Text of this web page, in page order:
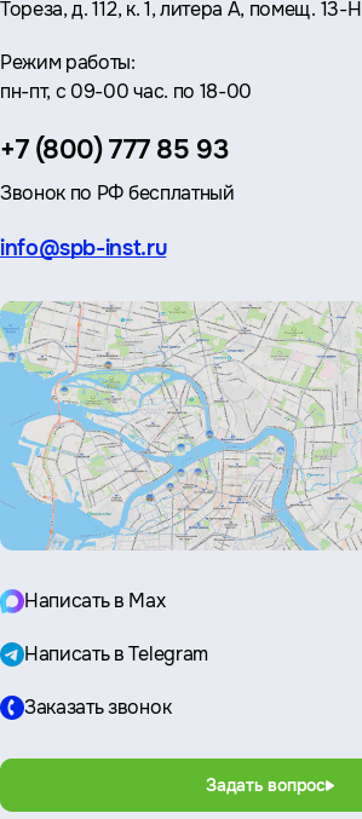
Тореза, д. 112, к. 1, литера А, помещ. 13-Н
Режим работы:
пн-пт, с 09-00 час. по 18-00
Телефон:
+7 (800) 777 85 93
Звонок по РФ бесплатный
Эл.
info@spb-inst.ru
Написать в Max
Написать в Telegram
Заказать звонок
Задать вопрос